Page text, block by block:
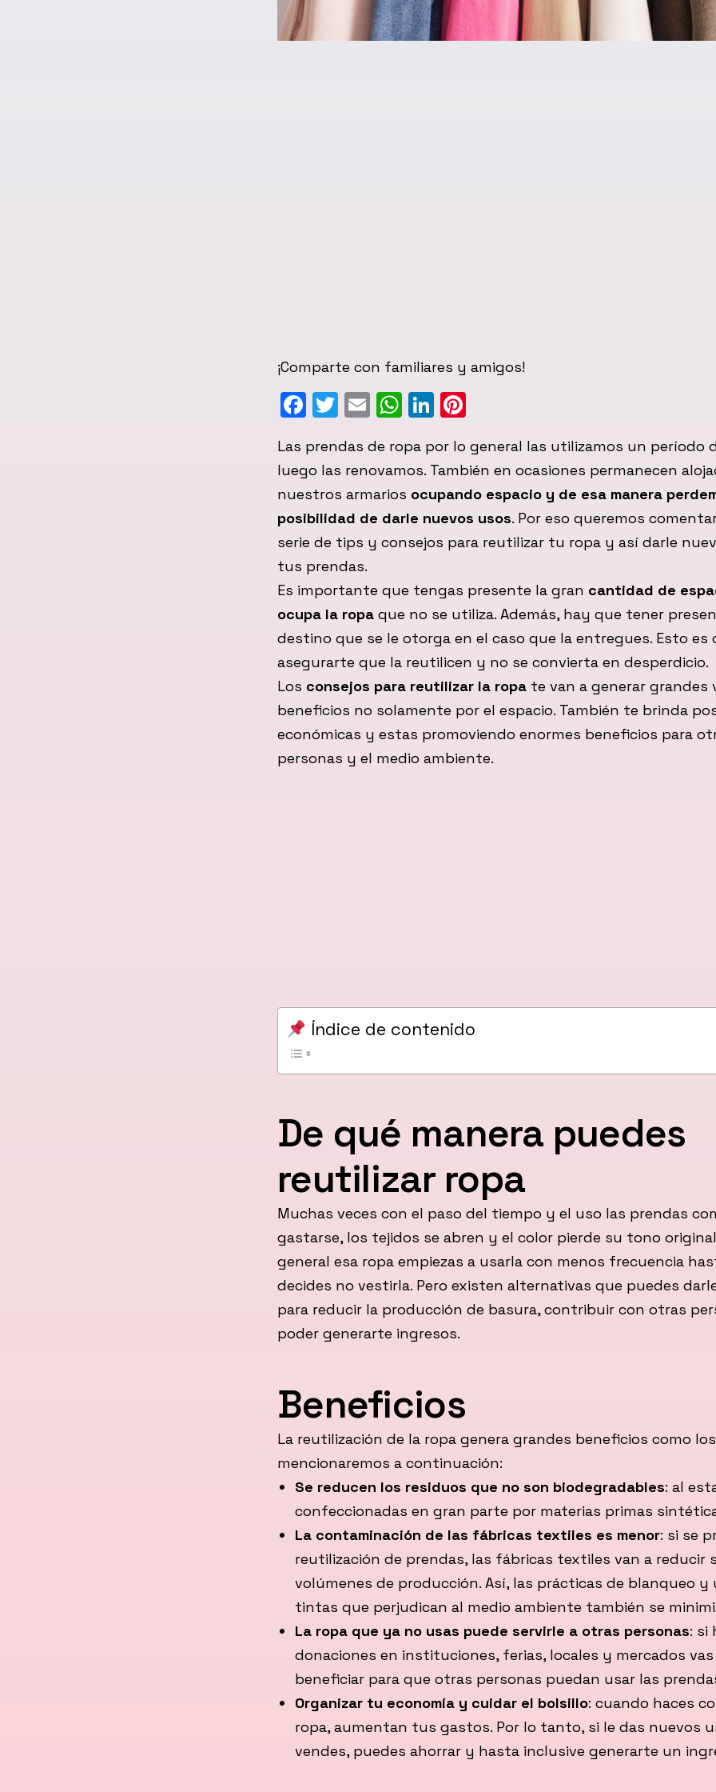
¡Comparte con familiares y amigos!
Facebook
Twitter
EmailWhatsApp
LinkedIn
Las prendas de ropa por lo general las utilizamos un período
luego las renovamos. También en ocasiones permanecen
nuestros armarios ocupando espacio y de esa manera
posibilidad de darle nuevos usos. Por eso queremos
serie de tips y consejos para reutilizar tu ropa y así darle
tus prendas.
Es importante que tengas presente la gran cantidad de
ocupa la ropa que no se utiliza. Además, hay que tener
destino que se le otorga en el caso que la entregues. Esto es
asegurarte que la reutilicen y no se convierta en desperdicio.
Los consejos para reutilizar la ropa te van a generar grandes
beneficios no solamente por el espacio. También te brinda
económicas y estas promoviendo enormes beneficios para
personas y el medio ambiente.
Índice de contenido
De qué manera puedes
reutilizar ropa
Muchas veces con el paso del tiempo y el uso las prendas
gastarse, los tejidos se abren y el color pierde su tono
general esa ropa empiezas a usarla con menos frecuencia
decides no vestirla. Pero existen alternativas que puedes
para reducir la producción de basura, contribuir con otras
poder generarte ingresos.
Beneficios
La reutilización de la ropa genera grandes beneficios como
mencionaremos a continuación:
Se reducen los residuos que no son biodegradables: al
confeccionadas en gran parte por materias primas
La contaminación de las fábricas textiles es menor: si se
reutilización de prendas, las fábricas textiles van a reducir
volúmenes de producción. Así, las prácticas de blanqueo y
tintas que perjudican al medio ambiente también se
La ropa que ya no usas puede servirle a otras personas: si
donaciones en instituciones, ferias, locales y mercados vas
beneficiar para que otras personas puedan usar las
Organizar tu economía y cuidar el bolsillo: cuando haces
ropa, aumentan tus gastos. Por lo tanto, si le das nuevos
vendes, puedes ahorrar y hasta inclusive generarte un